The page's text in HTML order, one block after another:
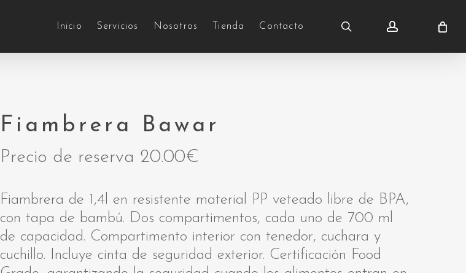
Inicio Servicios Nosotros Tienda Contacto
Fiambrera Bawar
Precio de reserva 20.00€
Fiambrera de 1,4l en resistente material PP veteado libre de BPA,
con tapa de bambú. Dos compartimentos, cada uno de 700 ml
de capacidad. Compartimento interior con tenedor, cuchara y
cuchillo. Incluye cinta de seguridad exterior. Certificación Food